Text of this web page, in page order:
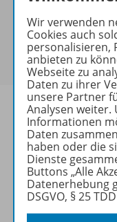
Sie haben ein
Um den für Sie
sich bitte an.
Weitere
Wir verwenden
Cookies auch
personalisieren,
anbieten zu
Webseite zu
Daten zu ihrer
unsere Partner
Analysen
Informationen
Daten
haben oder die
Dienste
Buttons „Alle
Datenerhebung
DSGVO, § 25